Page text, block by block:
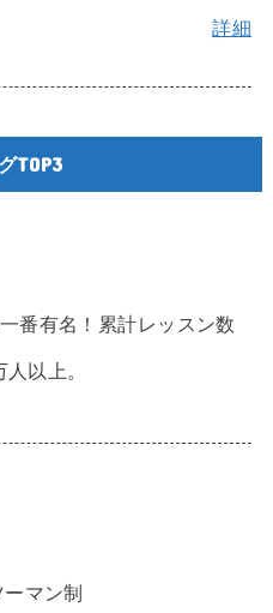
詳細
TOP3
番有名！累計レッスン数
以上。
マン制